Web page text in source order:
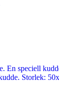
En speciell
Storlek: